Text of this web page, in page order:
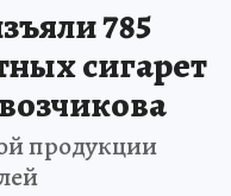
785
сигарет
продукции